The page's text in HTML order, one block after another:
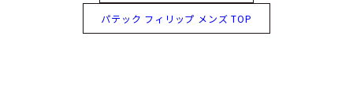
パテック フィリップ メンズ TOP